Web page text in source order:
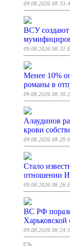
09.08.2026
ВСУ создают
09.08.2026
Менее 10%
романы в
09.08.2026
Алаудинов
крови
09.08.2026
Стало
отношении
09.08.2026
ВС РФ
Харьковской
09.08.2026